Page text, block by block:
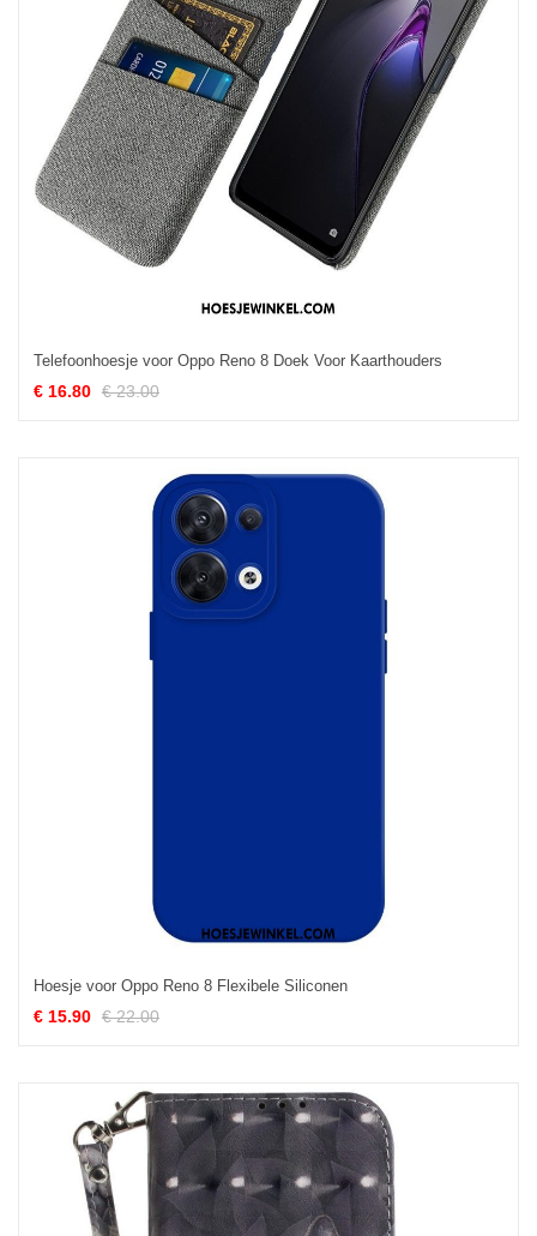
Telefoonhoesje voor Oppo Reno 8 Doek Voor Kaarthouders
€ 16.80 € 23.00
Hoesje voor Oppo Reno 8 Flexibele Siliconen
€ 15.90 € 22.00